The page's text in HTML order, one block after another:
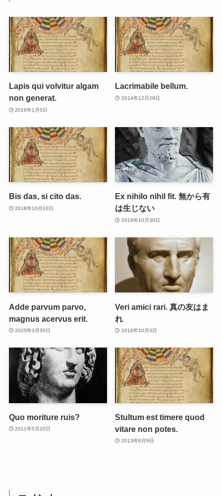
Lapis qui volvitur algam
non generat.
2016年1月5日
Lacrimabile bellum.
2014年12月29日
Bis das, si cito das.
2018年10月10日
Ex nihilo nihil fit. 無から有
は生じない
2018年10月30日
Adde parvum parvo,
magnus acervus erit.
2025年3月30日
Veri amici rari. 真の友はま
れ
2018年10月3日
Quo moriture ruis?
2011年5月20日
Stultum est timere quod
vitare non potes.
2013年6月9日